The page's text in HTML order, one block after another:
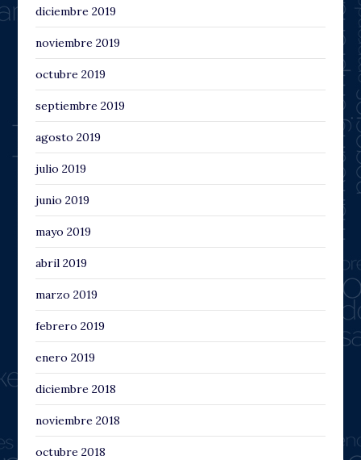
diciembre 2019
noviembre 2019
octubre 2019
septiembre 2019
agosto 2019
julio 2019
junio 2019
mayo 2019
abril 2019
marzo 2019
febrero 2019
enero 2019
diciembre 2018
noviembre 2018
octubre 2018